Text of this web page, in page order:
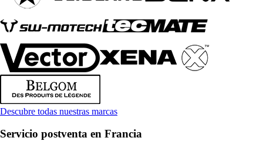
Descubre todas nuestras marcas
Servicio postventa en Francia